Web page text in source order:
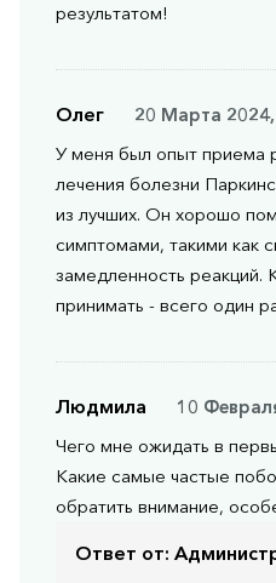
результатом!
Олег
20 Марта
У меня был опыт приема
лечения болезни
из лучших. Он хорошо
симптомами, такими как
замедленность реакций.
принимать - всего один
Людмила
10
Чего мне ожидать в
Какие самые частые
обратить внимание,
Ответ от: